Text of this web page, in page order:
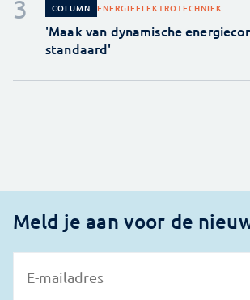
COLUMN ENERGIEELEKTROTECHNIEK
'Maak van dynamische
standaard'
Meld je aan voor de